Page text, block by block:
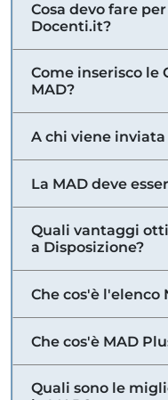
Cosa devo fare
Docenti.it?
Come inserisco le
MAD?
A chi viene inviata
La MAD deve
Quali vantaggi
a Disposizione?
Che cos'è
Che cos'è MAD
Quali sono le